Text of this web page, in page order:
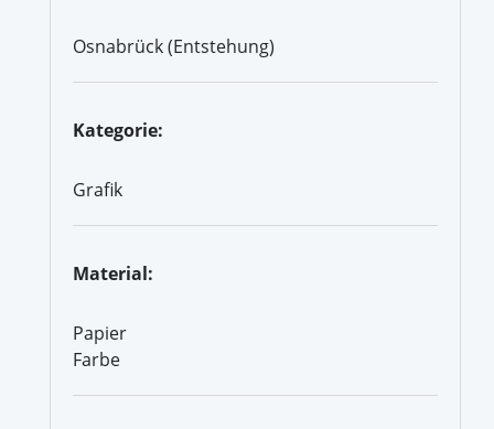
Osnabrück (Entstehung)
Kategorie:
Grafik
Material:
Papier
Farbe